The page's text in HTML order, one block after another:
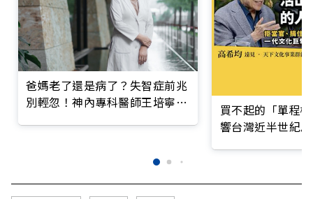
爸媽老了還是病了？失智症前兆
別輕忽！神內專科醫師王培寧呼
買不起的「單程
響台灣近半世紀